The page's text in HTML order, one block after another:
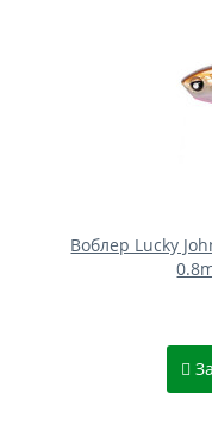
Воблер Lucky